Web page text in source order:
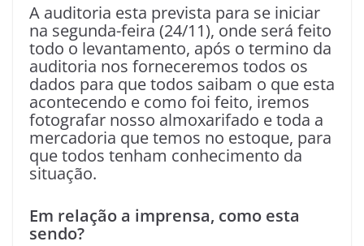
A auditoria esta prevista para se iniciar
na segunda-feira (24/11), onde será feito
todo o levantamento, após o termino da
auditoria nos forneceremos todos os
dados para que todos saibam o que esta
acontecendo e como foi feito, iremos
fotografar nosso almoxarifado e toda a
mercadoria que temos no estoque, para
que todos tenham conhecimento da
situação.
Em relação a imprensa, como esta
sendo?